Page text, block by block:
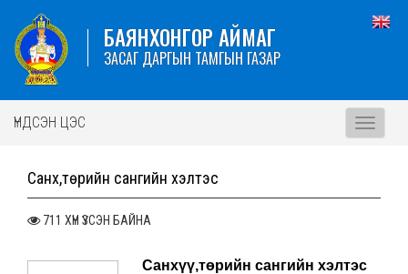
БАЯНХОНГОР АЙМАГ
ЗАСАГ ДАРГЫН ТАМГЫН ГАЗАР
ҮНДСЭН ЦЭС
Toggle
Санхүү,төрийн сангийн хэлтэс
711 ХҮН ҮЗСЭН БАЙНА
Санхүү,төрийн сангийн хэлтэс